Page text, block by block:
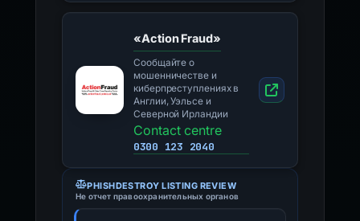
«Action Fraud»
Сообщайте о
мошенничестве и
киберпреступлениях в
Англии, Уэльсе и
Северной Ирландии
Contact centre
0300 123 2040
PHISHDESTROY LISTING REVIEW
Не отчет правоохранительных органов